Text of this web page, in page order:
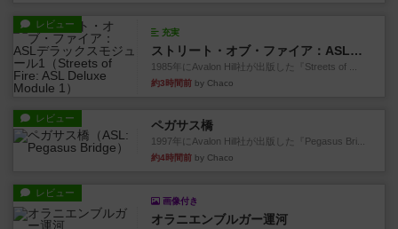
レビュー
充実
ストリート・オブ・ファイア：ASLデラックスモジュール1
1985年にAvalon Hill社が出版した『Streets of ...
約3時間前 by Chaco
レビュー ペガサス橋
1997年にAvalon Hill社が出版した『Pegasus Bri...
約4時間前 by Chaco
レビュー
画像付き
オラニエンブルガー運河